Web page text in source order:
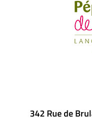
342 Rue de